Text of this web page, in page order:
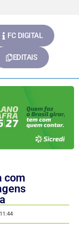
FC DIGITAL
EDITAIS
com
11:44